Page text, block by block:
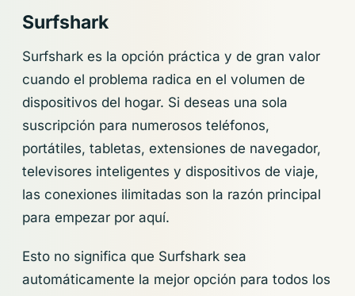
Surfshark
Surfshark es la opción práctica y de gran valor
cuando el problema radica en el volumen de
dispositivos del hogar. Si deseas una sola
suscripción para numerosos teléfonos,
portátiles, tabletas, extensiones de navegador,
televisores inteligentes y dispositivos de viaje,
las conexiones ilimitadas son la razón principal
para empezar por aquí.
Esto no significa que Surfshark sea
automáticamente la mejor opción para todos los